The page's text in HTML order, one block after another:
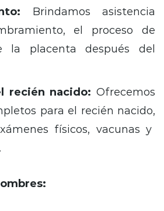
Brindamos asistencia
el proceso de
la placenta después del
recién nacido: Ofrecemos
para el recién nacido,
físicos, vacunas y